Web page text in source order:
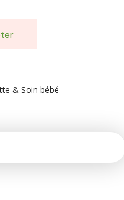
& Soin bébé